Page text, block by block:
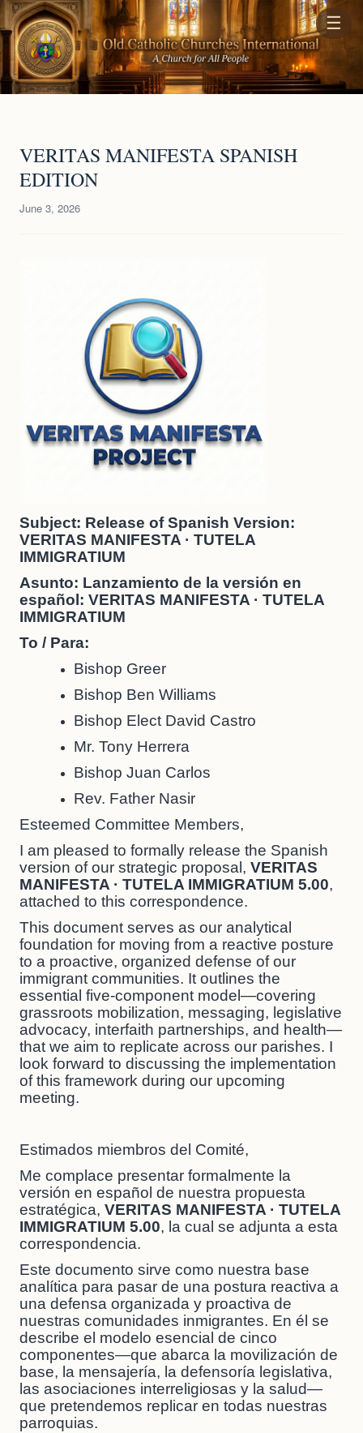
☰
VERITAS MANIFESTA SPANISH
EDITION
June 3, 2026
Subject: Release of Spanish Version:
VERITAS MANIFESTA · TUTELA
IMMIGRATIUM
Asunto: Lanzamiento de la versión en
español: VERITAS MANIFESTA · TUTELA
IMMIGRATIUM
To / Para:
Bishop Greer
Bishop Ben Williams
Bishop Elect David Castro
Mr. Tony Herrera
Bishop Juan Carlos
Rev. Father Nasir
Esteemed Committee Members,
I am pleased to formally release the Spanish
version of our strategic proposal, VERITAS
MANIFESTA · TUTELA IMMIGRATIUM 5.00,
attached to this correspondence.
This document serves as our analytical
foundation for moving from a reactive posture
to a proactive, organized defense of our
immigrant communities. It outlines the
essential five-component model—covering
grassroots mobilization, messaging, legislative
advocacy, interfaith partnerships, and health—
that we aim to replicate across our parishes. I
look forward to discussing the implementation
of this framework during our upcoming
meeting.
Estimados miembros del Comité,
Me complace presentar formalmente la
versión en español de nuestra propuesta
estratégica, VERITAS MANIFESTA · TUTELA
IMMIGRATIUM 5.00, la cual se adjunta a esta
correspondencia.
Este documento sirve como nuestra base
analítica para pasar de una postura reactiva a
una defensa organizada y proactiva de
nuestras comunidades inmigrantes. En él se
describe el modelo esencial de cinco
componentes—que abarca la movilización de
base, la mensajería, la defensoría legislativa,
las asociaciones interreligiosas y la salud—
que pretendemos replicar en todas nuestras
parroquias.